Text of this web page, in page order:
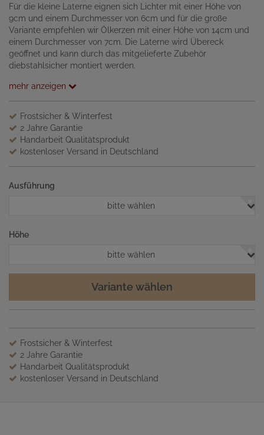
Für die kleine Laterne eignen sich Lichter mit einer Höhe von
9cm und einem Durchmesser von 6cm und für die große
Variante empfehlen wir Ölkerzen mit einer Höhe von 14cm und
einem Durchmesser von 7cm. Die Laterne wird Übereck
geöffnet und kann durch das mitgelieferte Zubehör
diebstahlsicher montiert werden.
mehr anzeigen
Frostsicher & Winterfest
2 Jahre Garantie
Handarbeit Qualitätsprodukt
kostenloser Versand in Deutschland
Ausführung
bitte wählen
Höhe
bitte wählen
Variante wählen
Frostsicher & Winterfest
2 Jahre Garantie
Handarbeit Qualitätsprodukt
kostenloser Versand in Deutschland